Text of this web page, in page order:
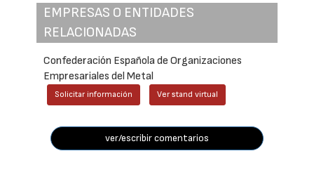
EMPRESAS O ENTIDADES
RELACIONADAS
Confederación Española de Organizaciones
Empresariales del Metal
Solicitar información Ver stand virtual
ver/escribir comentarios